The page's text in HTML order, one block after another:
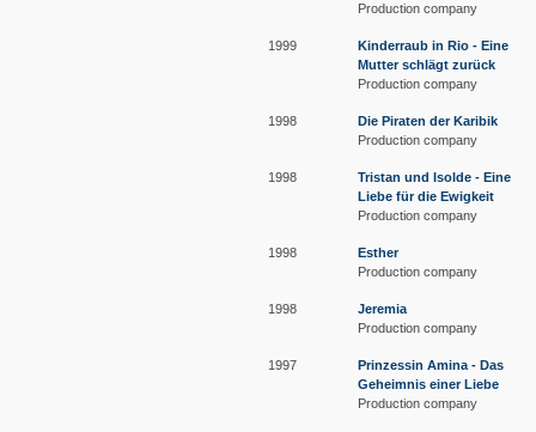
Production company
1999
Kinderraub in Rio - Eine
Mutter schlägt zurück
Production company
1998
Die Piraten der Karibik
Production company
1998
Tristan und Isolde - Eine
Liebe für die Ewigkeit
Production company
1998
Esther
Production company
1998
Jeremia
Production company
1997
Prinzessin Amina - Das
Geheimnis einer Liebe
Production company